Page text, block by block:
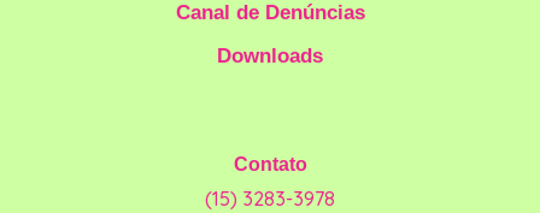
Canal de Denúncias
Downloads
Contato
(15) 3283-3978